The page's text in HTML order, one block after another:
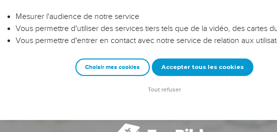
entrepreneurs, et responsables reviennent sur les erreurs
les clés pour avancer avec plus de sagesse afin que leurs erreurs
vous guidiez un ministère, une équipe, un groupe ou une famille,
vous.
Mesurer l'audience de notre service
Vous permettre d'utiliser des services tiers tels que de la vidéo, des cartes
Vous permettre d'entrer en contact avec notre service de relation aux
Choisir mes cookies Accepter tous les cookies
Tout refuser